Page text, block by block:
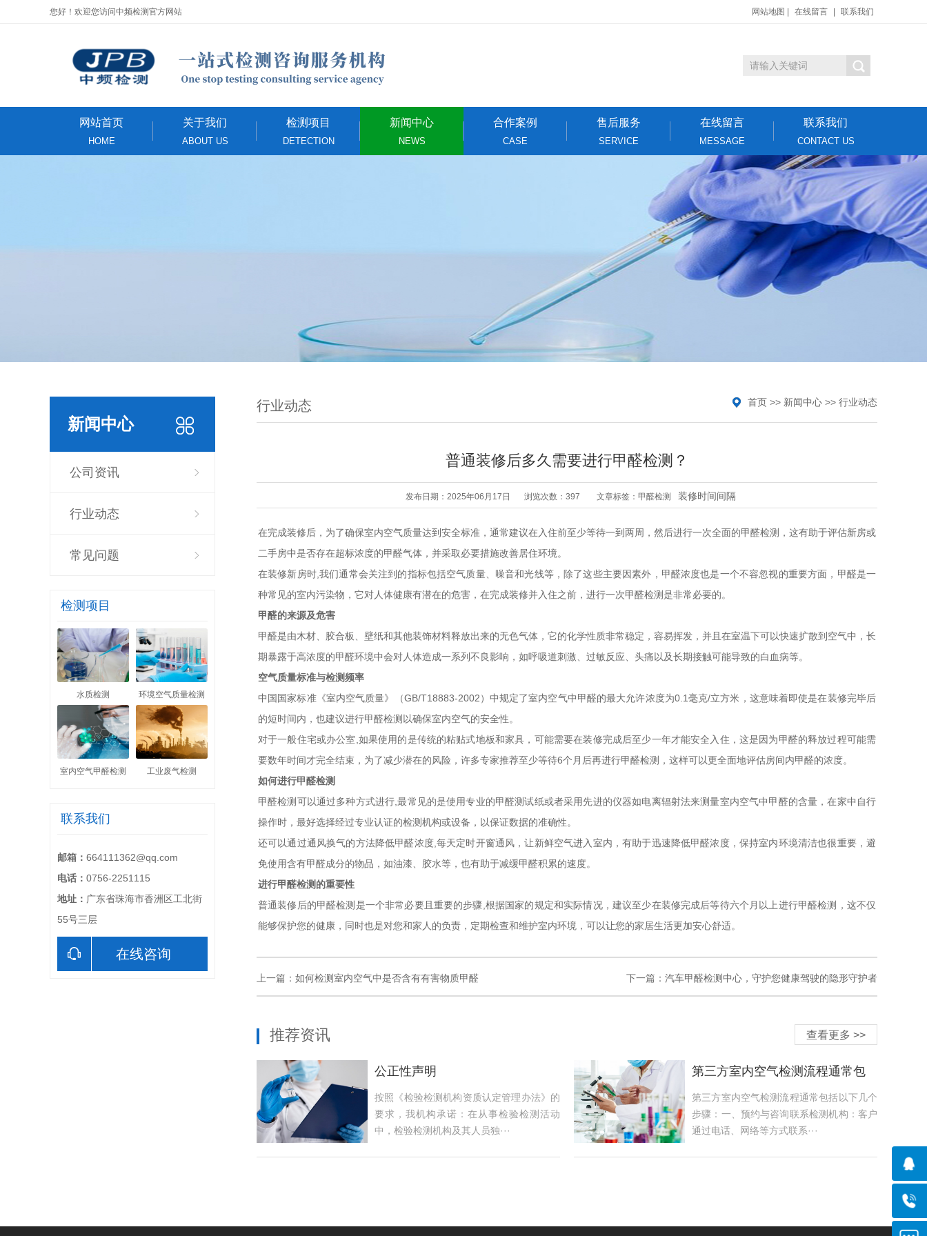
您好！欢迎您访问中频检测官方网站 网站地图 在线留言 联系我们
网站首页
HOME
关于我们
ABOUT US
检测项目
DETECTION
新闻中心
NEWS
合作案例
CASE
售后服务
SERVICE
在线留言
MESSAGE
联系我们
CONTACT US
新闻中心
公司资讯
行业动态
常见问题
检测项目
水质检测 环境空气质量检测
室内空气甲醛检测 工业废气检测
联系我们
邮箱： 664111362@qq.com
电话： 0756-2251115
地址： 广东省珠海市香洲区工北街
55号三层
在线咨询
首页 >> 新闻中心 >> 行业动态
行业动态
普通装修后多久需要进行甲醛检测？
发布日期：2025年06月17日 浏览次数：397 文章标签： 甲醛检测 装修时间间隔
在完成装修后，为了确保室内空气质量达到安全标准，通常建议在入住前至少等待一到两周，然后进行一次全面的甲醛检测，这有助于评估新房或
二手房中是否存在超标浓度的甲醛气体，并采取必要措施改善居住环境。
在装修新房时,我们通常会关注到的指标包括空气质量、噪音和光线等，除了这些主要因素外，甲醛浓度也是一个不容忽视的重要方面，甲醛是一
种常见的室内污染物，它对人体健康有潜在的危害，在完成装修并入住之前，进行一次甲醛检测是非常必要的。
甲醛的来源及危害
甲醛是由木材、胶合板、壁纸和其他装饰材料释放出来的无色气体，它的化学性质非常稳定，容易挥发，并且在室温下可以快速扩散到空气中，长
期暴露于高浓度的甲醛环境中会对人体造成一系列不良影响，如呼吸道刺激、过敏反应、头痛以及长期接触可能导致的白血病等。
空气质量标准与检测频率
中国国家标准《室内空气质量》（GB/T18883-2002）中规定了室内空气中甲醛的最大允许浓度为0.1毫克/立方米，这意味着即使是在装修完毕后
的短时间内，也建议进行甲醛检测以确保室内空气的安全性。
对于一般住宅或办公室,如果使用的是传统的粘贴式地板和家具，可能需要在装修完成后至少一年才能安全入住，这是因为甲醛的释放过程可能需
要数年时间才完全结束，为了减少潜在的风险，许多专家推荐至少等待6个月后再进行甲醛检测，这样可以更全面地评估房间内甲醛的浓度。
如何进行甲醛检测
甲醛检测可以通过多种方式进行,最常见的是使用专业的甲醛测试纸或者采用先进的仪器如电离辐射法来测量室内空气中甲醛的含量，在家中自行
操作时，最好选择经过专业认证的检测机构或设备，以保证数据的准确性。
还可以通过通风换气的方法降低甲醛浓度,每天定时开窗通风，让新鲜空气进入室内，有助于迅速降低甲醛浓度，保持室内环境清洁也很重要，避
免使用含有甲醛成分的物品，如油漆、胶水等，也有助于减缓甲醛积累的速度。
进行甲醛检测的重要性
普通装修后的甲醛检测是一个非常必要且重要的步骤,根据国家的规定和实际情况，建议至少在装修完成后等待六个月以上进行甲醛检测，这不仅
能够保护您的健康，同时也是对您和家人的负责，定期检查和维护室内环境，可以让您的家居生活更加安心舒适。
上一篇： 如何检测室内空气中是否含有有害物质甲醛 下一篇： 汽车甲醛检测中心，守护您健康驾驶的隐形守护者
查看更多 >>
推荐资讯
公正性声明
按照《检验检测机构资质认定管理办法》的
要求，我机构承诺：在从事检验检测活动
中，检验检测机构及其人员独···
第三方室内空气检测流程通常包
括以下几个步骤
第三方室内空气检测流程通常包括以下几个
步骤：一、预约与咨询联系检测机构：客户
通过电话、网络等方式联系···